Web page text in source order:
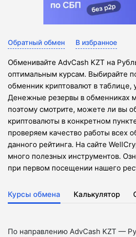
Обратный обмен В избранное
Обменивайте AdvCash KZT на
оптимальным курсам. Выбирайте
обменник криптовалют в таблице,
Денежные резервы в обменниках
поэтому смотрите, можете ли вы
криптовалюты в конкретном
проверяем качество работы всех
данного рейтинга. На сайте
много полезных инструментов.
при первом посещении нашего
Курсы обмена Калькулятор
По направлению AdvCash KZT —